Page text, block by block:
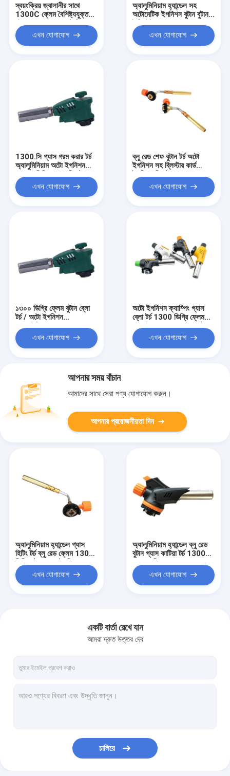
স্বয়ংক্রিয় জ্বালানীর সাথে
1300C ফ্লেম বৈশিষ্ট্যযুক্ত
বুটান গ্যাস গরম করার টর্চ
এখন যোগাযোগ
অ্যালুমিনিয়াম হ্যান্ডেল সহ
অটোমেটিক ইগনিশন বুটান বুটান
টর্চ লাইটার
এখন যোগাযোগ
1300.সি গ্যাস গরম করার টর্চ
অ্যালুমিনিয়াম অটো ইগনিশন
কার্ড প্যাকএখন যোগাযোগ
ব্লু রেড শেফ বুটান টর্চ অটো
ইগনিশন সহ ব্লিস্টার কার্ড
এখন যোগাযোগ
১৩০০ ডিগ্রি ফ্লেম বুটান ব্লো
টর্চ / অটো ইগনিশন
অ্যালুমিনিয়াম হ্যান্ডেল সহ গ্যাস
হিটিং টর্চএখন যোগাযোগ
অটো ইগনিশন ক্যাম্পিং গ্যাস
ব্লো টর্চ 1300 ডিগ্রি ফ্লেম
সঙ্গে নীল লাল রঙ বুদবুদ কার্ড
প্যাকেজিংএখন যোগাযোগ
আপনার সময় বাঁচান
আমাদের সাথে সেরা পণ্য যোগাযোগ করুন।
আপনার প্রয়োজনীয়তা দিন
অ্যালুমিনিয়াম হ্যান্ডেল গ্যাস
হিটিং টর্চ ব্লু রেড ফ্লেম 1300
ডিভাইসএখন যোগাযোগ
অ্যালুমিনিয়াম হ্যান্ডেল ব্লু রেড
বুটান গ্যাস কাটিয়া টর্চ 1300
এখন যোগাযোগ
একটি বার্তা রেখে যান
আমরা দ্রুত উত্তর দেব
চালিয়ে